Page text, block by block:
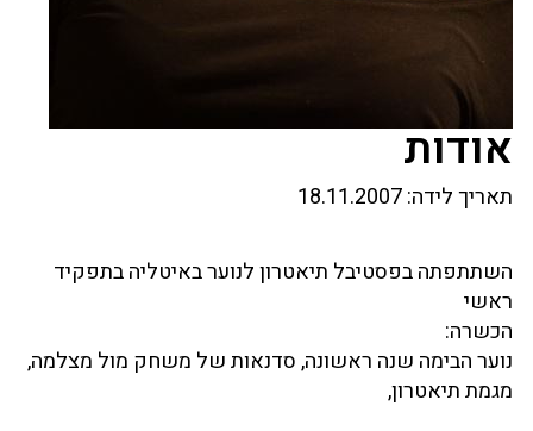
אודות
תאריך לידה:
השתתפתה בפסטיבל תיאטרון לנוער באיטליה בתפקיד
ראשי
הכשרה:
נוער הבימה שנה ראשונה, סדנאות של משחק מול מצלמה,
מגמת תיאטרון,